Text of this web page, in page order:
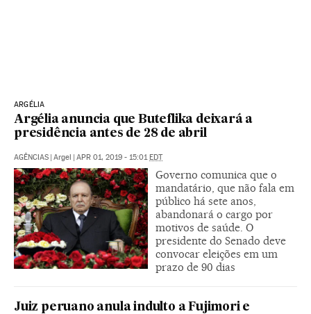
ARGÉLIA
Argélia anuncia que Buteflika deixará a
presidência antes de 28 de abril
AGÊNCIAS | Argel | APR 01, 2019 - 15:01EDT
Governo comunica que o
mandatário, que não fala em
público há sete anos,
abandonará o cargo por
motivos de saúde. O
presidente do Senado deve
convocar eleições em um
prazo de 90 dias
Juiz peruano anula indulto a Fujimori e